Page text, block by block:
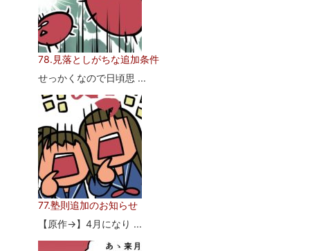
78.見落としがちな追加条件
せっかくなので日頃思 ...
77.塾則追加のお知らせ
【原作→】4月になり ...